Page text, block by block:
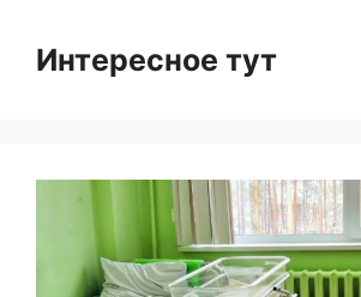
contentИнтересное тут